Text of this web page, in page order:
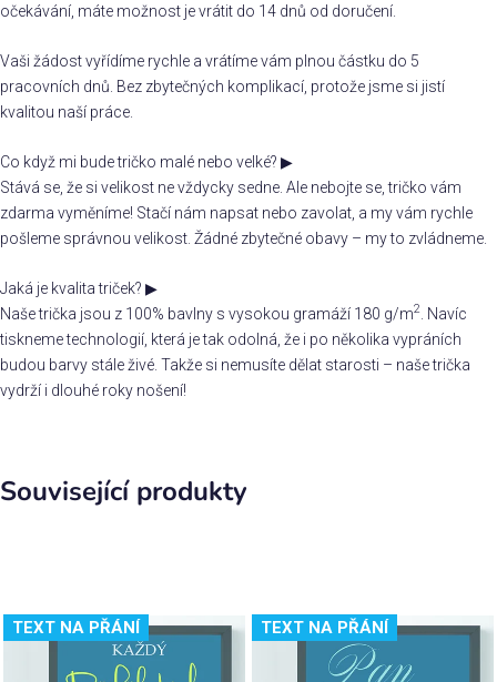
očekávání, máte možnost je vrátit do 14 dnů od doručení.
Vaši žádost vyřídíme rychle a vrátíme vám plnou částku do 5
pracovních dnů. Bez zbytečných komplikací, protože jsme si jistí
kvalitou naší práce.
Co když mi bude tričko malé nebo velké? ▶
Stává se, že si velikost ne vždycky sedne. Ale nebojte se, tričko vám
zdarma vyměníme! Stačí nám napsat nebo zavolat, a my vám rychle
pošleme správnou velikost. Žádné zbytečné obavy – my to zvládneme.
Jaká je kvalita triček? ▶
Naše trička jsou z 100% bavlny s vysokou gramáží 180 g/m2
. Navíc
tiskneme technologií, která je tak odolná, že i po několika vypráních
budou barvy stále živé. Takže si nemusíte dělat starosti – naše trička
vydrží i dlouhé roky nošení!
Související produkty
TEXT NA PŘÁNÍ TEXT NA PŘÁNÍ